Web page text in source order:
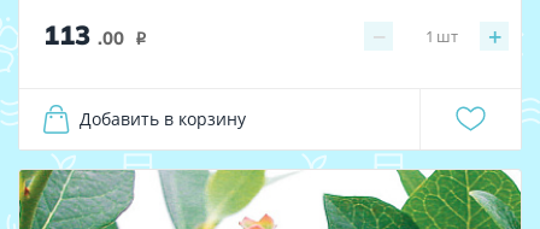
113 .00 i − +
1 шт
Добавить в корзину